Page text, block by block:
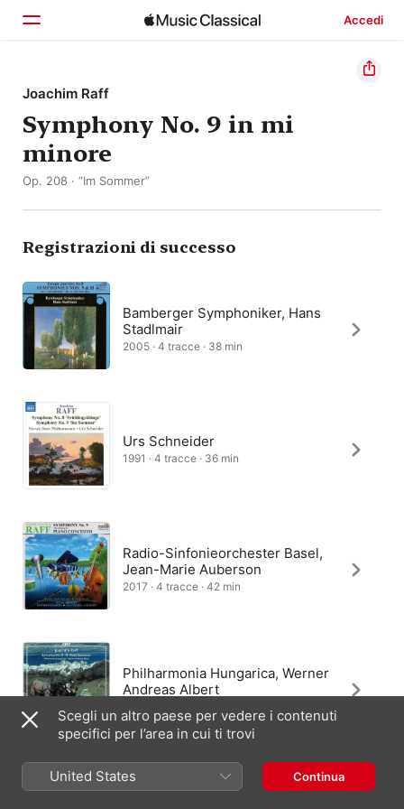
Accedi
Home
Scopri
Cerca
Joachim Raff
Symphony No. 9 in mi
minore
Op. 208 · “Im Sommer”
Registrazioni di successo
Bamberger Symphoniker, Hans
Stadlmair
2005 · 4 tracce · 38 min
Urs Schneider
1991 · 4 tracce · 36 min
Radio-Sinfonieorchester Basel,
Jean-Marie Auberson
2017 · 4 tracce · 42 min
Philharmonia Hungarica, Werner
Andreas Albert
Scegli un altro paese per vedere i contenuti
specifici per l’area in cui ti trovi
United States Continua